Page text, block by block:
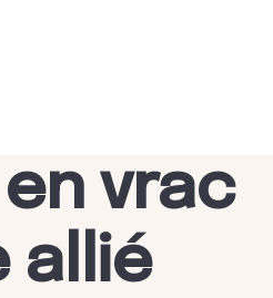
vrac
allié